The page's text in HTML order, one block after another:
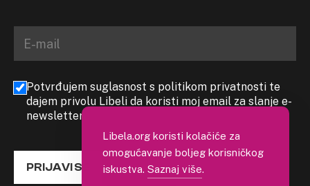
Potvrđujem suglasnost s politikom privatnosti te
dajem privolu Libeli da koristi moj email za slanje e-
newslettera
PRIJAVI SE
Libela.org koristi kolačiće za
omogućavanje boljeg korisničkog
iskustva. Saznaj više.